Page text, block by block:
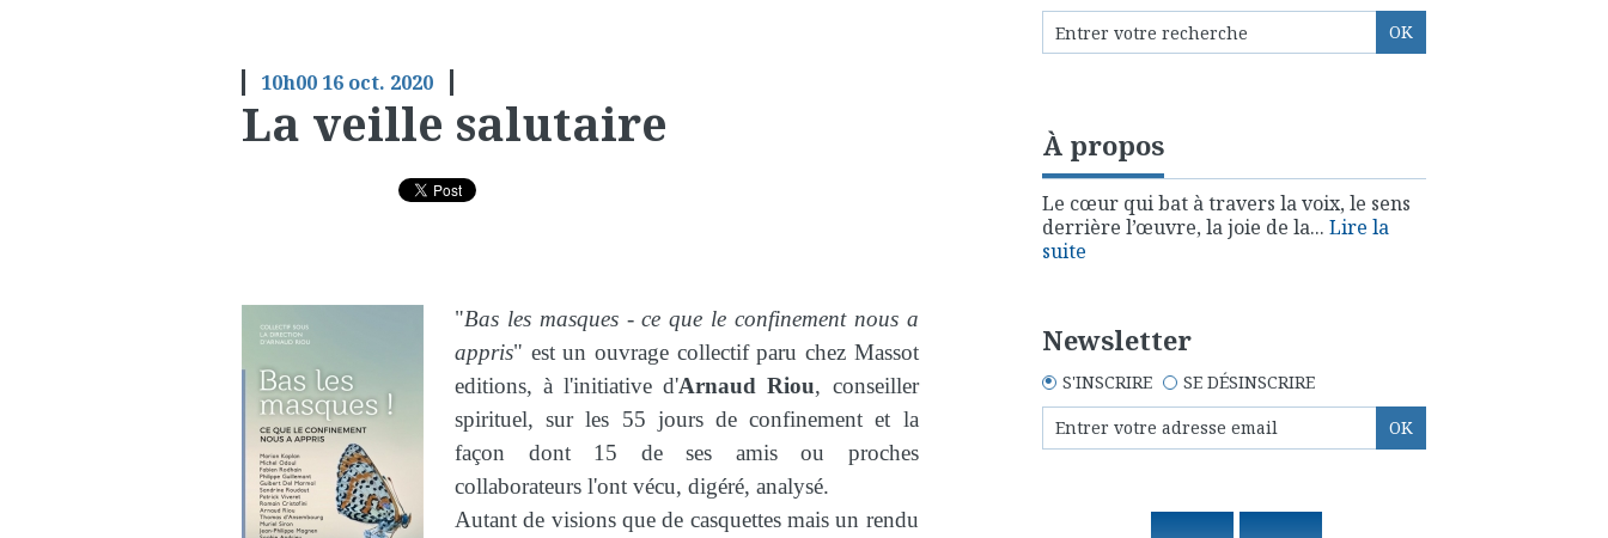
10h00 16 oct. 2020
La veille salutaire
"Bas les masques - ce que le confinement nous a
appris" est un ouvrage collectif paru chez Massot
editions, à l'initiative d'Arnaud Riou, conseiller
spirituel, sur les 55 jours de confinement et la
façon dont 15 de ses amis ou proches
collaborateurs l'ont vécu, digéré, analysé.
Autant de visions que de casquettes mais un rendu
À propos
Le cœur qui bat à travers la voix, le sens
derrière l’œuvre, la joie de la... Lire la
suite
Newsletter
S'INSCRIRE SE DÉSINSCRIRE